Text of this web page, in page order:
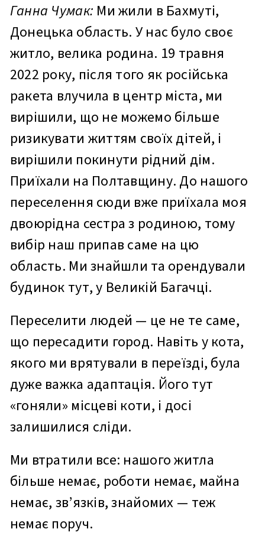
Ганна Чумак: Ми жили в Бахмуті,
Донецька область. У нас було своє
житло, велика родина. 19 травня
2022 року, після того як російська
ракета влучила в центр міста, ми
вирішили, що не можемо більше
ризикувати життям своїх дітей, і
вирішили покинути рідний дім.
Приїхали на Полтавщину. До нашого
переселення сюди вже приїхала моя
двоюрідна сестра з родиною, тому
вибір наш припав саме на цю
область. Ми знайшли та орендували
будинок тут, у Великій Багачці.
Переселити людей — це не те саме,
що пересадити город. Навіть у кота,
якого ми врятували в переїзді, була
дуже важка адаптація. Його тут
«гоняли» місцеві коти, і досі
залишилися сліди.
Ми втратили все: нашого житла
більше немає, роботи немає, майна
немає, зв’язків, знайомих — теж
немає поруч.